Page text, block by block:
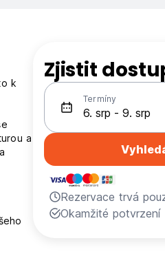
k
a
Zjistit
Termíny
Rezervace trvá
Okamžité potvrzení